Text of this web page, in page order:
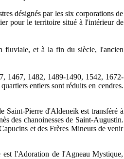
désignés par les six corporations de
pour le territoire situé à l'intérieur de
fluviale, et à la fin du siècle, l'ancien
1467, 1482, 1489-1490, 1542, 1672-
entiers sont réduits en cendres.
Saint-Pierre d'Aldeneik est transféré à
des chanoinesses de Saint-Augustin.
et des Frères Mineurs de venir
l'Adoration de l'Agneau Mystique,